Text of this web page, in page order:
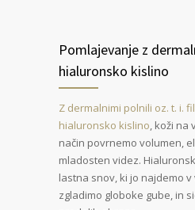
Pomlajevanje z
hialuronsko kislino
Z dermalnimi polnili oz. t. i.
hialuronsko kislino, koži na
način povrnemo volumen,
mladosten videz.
lastna snov, ki jo najdemo v
zgladimo globoke gube, in